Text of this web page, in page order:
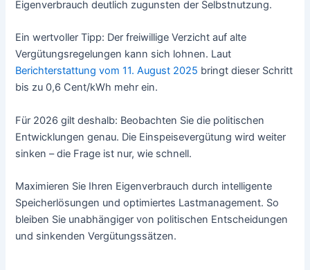
Eigenverbrauch deutlich zugunsten der Selbstnutzung.
Ein wertvoller Tipp: Der freiwillige Verzicht auf alte
Vergütungsregelungen kann sich lohnen. Laut
Berichterstattung vom 11. August 2025 bringt dieser Schritt
bis zu 0,6 Cent/kWh mehr ein.
Für 2026 gilt deshalb: Beobachten Sie die politischen
Entwicklungen genau. Die Einspeisevergütung wird weiter
sinken – die Frage ist nur, wie schnell.
Maximieren Sie Ihren Eigenverbrauch durch intelligente
Speicherlösungen und optimiertes Lastmanagement. So
bleiben Sie unabhängiger von politischen Entscheidungen
und sinkenden Vergütungssätzen.